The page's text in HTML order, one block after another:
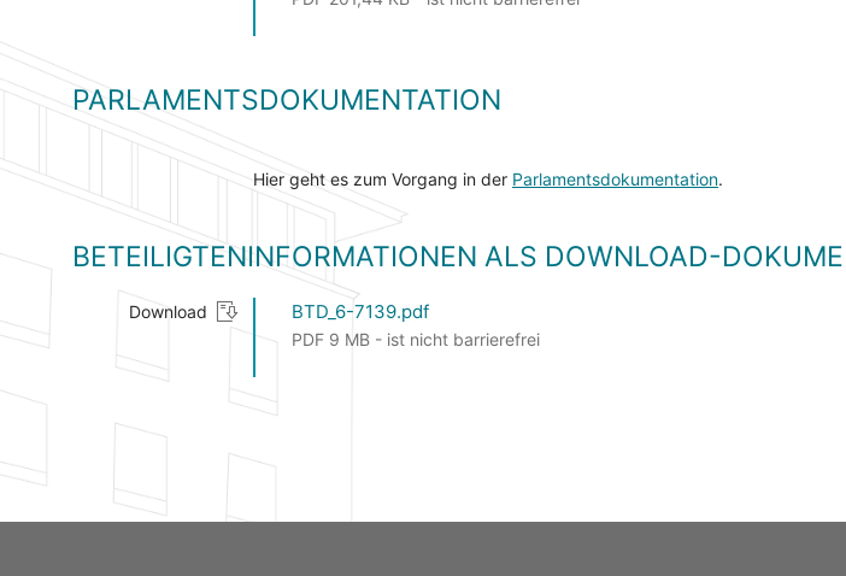
PARLAMENTSDOKUMENTATION
Hier geht es zum Vorgang in der Parlamentsdokumentation.
BETEILIGTENINFORMATIONEN ALS DOWNLOAD-
Download BTD_6-7139.pdf
PDF 9 MB - ist nicht barrierefrei